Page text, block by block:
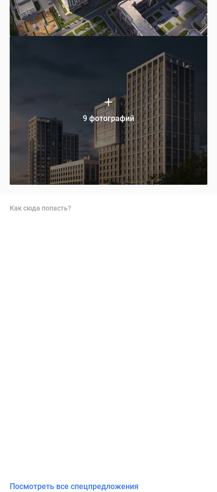
9 фотографий
Как сюда попасть?
Посмотреть все спецпредложения